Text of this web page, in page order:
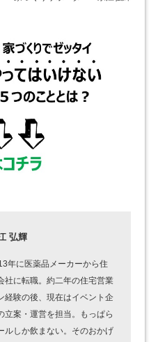
弘輝
年に医薬品メーカーから住
社に転職。約二年の住宅営業
経験の後、現在はイベント企
立案・運営を担当。もっぱら
ルしか飲まない。そのおかげ